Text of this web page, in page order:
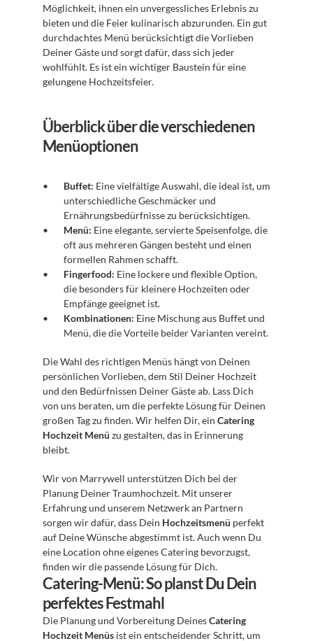
Möglichkeit, ihnen ein unvergessliches Erlebnis zu
bieten und die Feier kulinarisch abzurunden. Ein gut
durchdachtes Menü berücksichtigt die Vorlieben
Deiner Gäste und sorgt dafür, dass sich jeder
wohlfühlt. Es ist ein wichtiger Baustein für eine
gelungene Hochzeitsfeier.
Überblick über die verschiedenen
Menüoptionen
Buffet: Eine vielfältige Auswahl, die ideal ist, um
unterschiedliche Geschmäcker und
Ernährungsbedürfnisse zu berücksichtigen.
Menü: Eine elegante, servierte Speisenfolge, die
oft aus mehreren Gängen besteht und einen
formellen Rahmen schafft.
Fingerfood: Eine lockere und flexible Option,
die besonders für kleinere Hochzeiten oder
Empfänge geeignet ist.
Kombinationen: Eine Mischung aus Buffet und
Menü, die die Vorteile beider Varianten vereint.
Die Wahl des richtigen Menüs hängt von Deinen
persönlichen Vorlieben, dem Stil Deiner Hochzeit
und den Bedürfnissen Deiner Gäste ab. Lass Dich
von uns beraten, um die perfekte Lösung für Deinen
großen Tag zu finden. Wir helfen Dir, ein Catering
Hochzeit Menü zu gestalten, das in Erinnerung
bleibt.
Wir von Marrywell unterstützen Dich bei der
Planung Deiner Traumhochzeit. Mit unserer
Erfahrung und unserem Netzwerk an Partnern
sorgen wir dafür, dass Dein Hochzeitsmenü perfekt
auf Deine Wünsche abgestimmt ist. Auch wenn Du
eine Location ohne eigenes Catering bevorzugst,
finden wir die passende Lösung für Dich.
Catering-Menü: So planst Du Dein
perfektes Festmahl
Die Planung und Vorbereitung Deines Catering
Hochzeit Menüs ist ein entscheidender Schritt, um